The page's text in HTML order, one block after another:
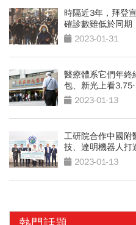
時隔近3年，拜登
確診數雖低於同期
2023-01-31
醫療體系它們年終
包、新光上看
2023-01-13
工研院合作中國附
技、達明機器人打
2023-01-13